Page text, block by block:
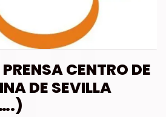
CENTRO DE
DE SEVILLA
….)